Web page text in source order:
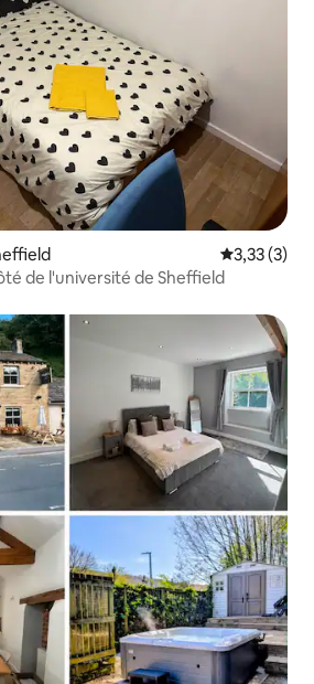
Évaluation
3,33 (3)
de l'université de Sheffield